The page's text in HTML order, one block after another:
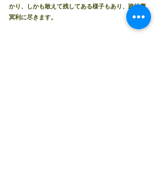
かり、しかも敢えて残してある様子もあり、路地裏
冥利に尽きます。